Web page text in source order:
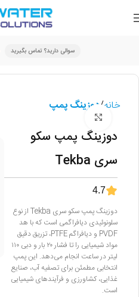
سوالی دارید؟ تماس بگیرید
خانه دوزینگ پمپ
دوزینگ پمپ سکو
سری Tekba
4.7
دوزینگ پمپ سکو سری Tekba از نوع
سلونوئیدی دیافراگمی است که با هد
PVDF و دیافراگم PTFE، تزریق دقیق
مواد شیمیایی را تا فشار ۲۰ بار و دبی ۱۱۰
لیتر در ساعت انجام می‌دهد. این پمپ
انتخابی مطمئن برای تصفیه آب، صنایع
غذایی، کشاورزی و فرآیندهای شیمیایی
است.